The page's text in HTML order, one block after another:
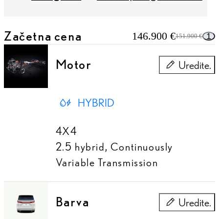
Začetna cena 146.900 €151.900 € 1
Motor Uredite.
Motor
HYBRID
4X4
2.5 hybrid, Continuously
Variable Transmission
Barva Uredite.
Barva